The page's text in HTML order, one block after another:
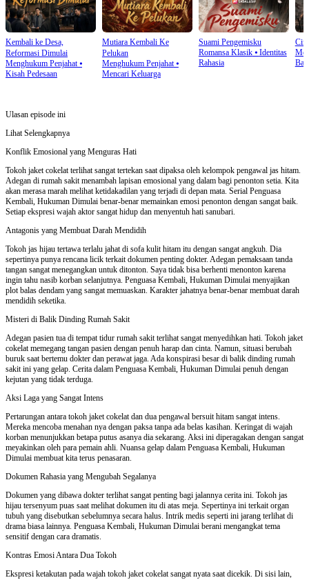
Kembali ke Desa,
Reformasi Dimulai
Menghukum Penjahat⦁
Kisah Pedesaan
Mutiara Kembali Ke
Pelukan
Menghukum Penjahat⦁
Mencari Keluarga
Suami Pengemisku
Romansa Klasik⦁ Identitas
Rahasia
Ulasan episode ini
Lihat Selengkapnya
Konflik Emosional yang Menguras Hati
Tokoh jaket cokelat terlihat sangat tertekan saat dipaksa oleh kelompok pengawal jas hitam.
Adegan di rumah sakit menambah lapisan emosional yang dalam bagi penonton setia. Kita
akan merasa marah melihat ketidakadilan yang terjadi di depan mata. Serial Penguasa
Kembali, Hukuman Dimulai benar-benar memainkan emosi penonton dengan sangat baik.
Setiap ekspresi wajah aktor sangat hidup dan menyentuh hati sanubari.
Antagonis yang Membuat Darah Mendidih
Tokoh jas hijau tertawa terlalu jahat di sofa kulit hitam itu dengan sangat angkuh. Dia
sepertinya punya rencana licik terkait dokumen penting dokter. Adegan pemaksaan tanda
tangan sangat menegangkan untuk ditonton. Saya tidak bisa berhenti menonton karena
ingin tahu nasib korban selanjutnya. Penguasa Kembali, Hukuman Dimulai menyajikan
plot balas dendam yang sangat memuaskan. Karakter jahatnya benar-benar membuat darah
mendidih seketika.
Misteri di Balik Dinding Rumah Sakit
Adegan pasien tua di tempat tidur rumah sakit terlihat sangat menyedihkan hati. Tokoh jaket
cokelat memegang tangan pasien dengan penuh harap dan cinta. Namun, situasi berubah
buruk saat bertemu dokter dan perawat jaga. Ada konspirasi besar di balik dinding rumah
sakit ini yang gelap. Cerita dalam Penguasa Kembali, Hukuman Dimulai penuh dengan
kejutan yang tidak terduga.
Aksi Laga yang Sangat Intens
Pertarungan antara tokoh jaket cokelat dan dua pengawal bersuit hitam sangat intens.
Mereka mencoba menahan nya dengan paksa tanpa ada belas kasihan. Keringat di wajah
korban menunjukkan betapa putus asanya dia sekarang. Aksi ini diperagakan dengan sangat
meyakinkan oleh para pemain ahli. Nuansa gelap dalam Penguasa Kembali, Hukuman
Dimulai membuat kita terus penasaran.
Dokumen Rahasia yang Mengubah Segalanya
Dokumen yang dibawa dokter terlihat sangat penting bagi jalannya cerita ini. Tokoh jas
hijau tersenyum puas saat melihat dokumen itu di atas meja. Sepertinya ini terkait organ
tubuh yang disebutkan sebelumnya secara halus. Intrik medis seperti ini jarang terlihat di
drama biasa lainnya. Penguasa Kembali, Hukuman Dimulai berani mengangkat tema
sensitif dengan cara dramatis.
Kontras Emosi Antara Dua Tokoh
Ekspresi ketakutan pada wajah tokoh jaket cokelat sangat nyata saat dicekik. Di sisi lain,